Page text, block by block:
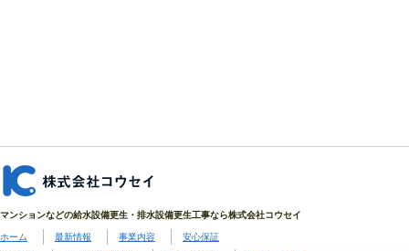
マンションなどの給水設備更生・排水設備更生工事なら株式会社コウセイ
ホーム 最新情報 事業内容
安心保証